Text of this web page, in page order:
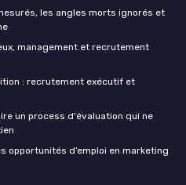
les angles morts ignorés et
management et recrutement
: recrutement exécutif et
un process d'évaluation qui ne
opportunités d’emploi en marketing